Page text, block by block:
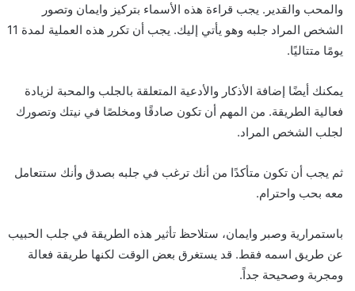
والمحب والقدير. يجب قراءة هذه الأسماء بتركيز وايمان وتصور
الشخص المراد جلبه وهو يأتي إليك. يجب أن تكرر هذه العملية لمدة 11
يومًا متتاليًا.
يمكنك أيضًا إضافة الأذكار والأدعية المتعلقة بالجلب والمحبة لزيادة
فعالية الطريقة. من المهم أن تكون صادقًا ومخلصًا في نيتك وتصورك
لجلب الشخص المراد.
ثم يجب أن تكون متأكدًا من أنك ترغب في جلبه بصدق وأنك ستتعامل
معه بحب واحترام.
باستمرارية وصبر وايمان، ستلاحظ تأثير هذه الطريقة في جلب الحبيب
عن طريق اسمه فقط. قد يستغرق بعض الوقت لكنها طريقة فعالة
ومجربة وصحيحة جداً.